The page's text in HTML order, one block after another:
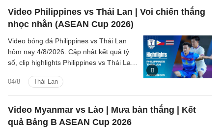
Video Philippines vs Thái Lan | Voi chiến thắng
nhọc nhằn (ASEAN Cup 2026)
04/8 Thái Lan
Video bóng đá Philippines vs Thái Lan
hôm nay 4/8/2026. Cập nhật kết quả tỷ
số, clip highlights Philippines vs Thái Lan
huống trên sân.
Video Myanmar vs Lào | Mưa bàn thắng | Kết
quả Bảng B ASEAN Cup 2026